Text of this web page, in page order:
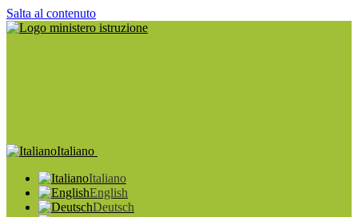
Salta al contenuto
Italiano
Italiano
English
Deutsch